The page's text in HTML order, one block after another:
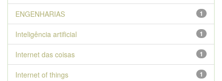
1
ENGENHARIAS
1
Inteligência artificial
1
Internet das coisas
1
Internet of things